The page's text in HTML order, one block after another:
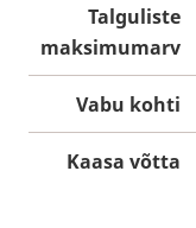
Talguliste
maksimumarv
Vabu kohti
Kaasa võtta